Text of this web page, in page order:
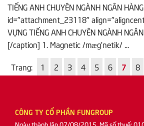
TIẾNG ANH CHUYÊN NGÀNH NGÂN
id="attachment_23118"
VỰNG TIẾNG ANH CHUYÊN NGÀNH
[/caption] 1. Magnetic /mæg’netik/ ...
Trang: 1 2 3 4 5 6 7 8
CÔNG TY CỔ PHẦN FUNGROUP